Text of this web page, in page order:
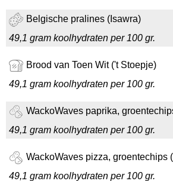
Belgische pralines (Isawra)
49,1 gram koolhydraten per 100 gr.
Brood van Toen Wit ('t Stoepje)
49,1 gram koolhydraten per 100 gr.
WackoWaves paprika,
49,1 gram koolhydraten per 100 gr.
WackoWaves pizza, groentechips
49,1 gram koolhydraten per 100 gr.